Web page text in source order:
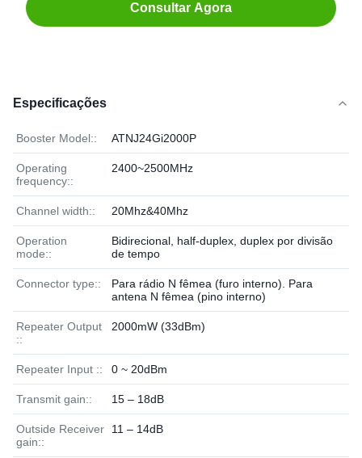
Consultar Agora
Especificações
Booster Model:: ATNJ24Gi2000P
Operating
frequency::
2400~2500MHz
Channel width:: 20Mhz&40Mhz
Operation
mode::
Bidirecional, half-duplex, duplex por divisão
de tempo
Connector type::
Para rádio N fêmea (furo interno). Para
antena N fêmea (pino interno)
Repeater Output
::
2000mW (33dBm)
Repeater Input :: 0 ~ 20dBm
Transmit gain:: 15 – 18dB
Outside Receiver
gain::
11 – 14dB